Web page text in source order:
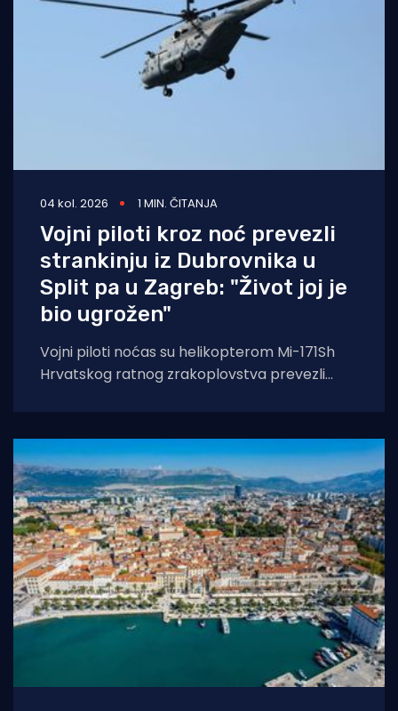
04 kol. 2026 1 MIN. ČITANJA
Vojni piloti kroz noć prevezli
strankinju iz Dubrovnika u
Split pa u Zagreb: "Život joj je
bio ugrožen"
Vojni piloti noćas su helikopterom Mi-171Sh
Hrvatskog ratnog zrakoplovstva prevezli